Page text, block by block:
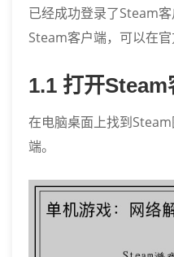
已经成功登录了Steam
Steam客户端，可以在官
1.1 打开Steam
在电脑桌面上找到
端。